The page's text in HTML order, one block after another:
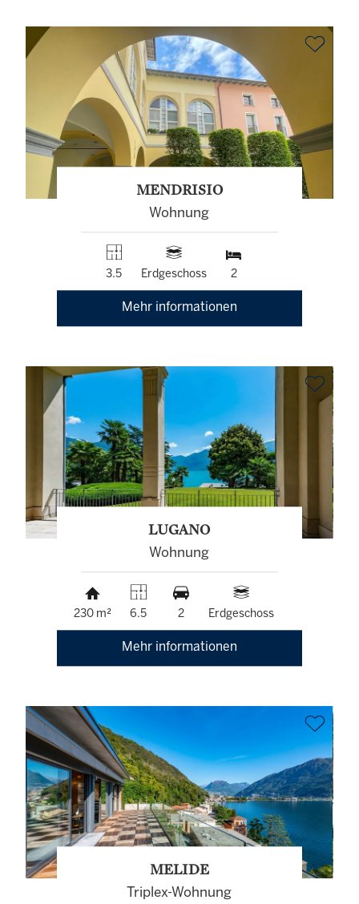
MENDRISIO
Wohnung
3.5 Erdgeschoss 2
Mehr informationen
LUGANO
Wohnung
230 m² 6.5 2 Erdgeschoss
Mehr informationen
MELIDE
Triplex-Wohnung